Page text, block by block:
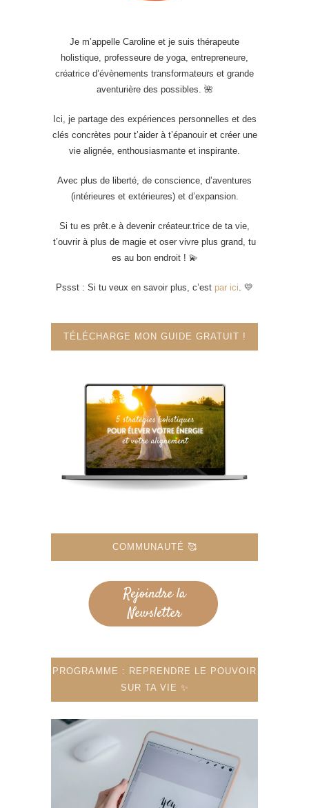
Je m’appelle Caroline et je suis thérapeute
holistique, professeure de yoga, entrepreneure,
créatrice d’évènements transformateurs et grande
aventurière des possibles. 🌺
Ici, je partage des expériences personnelles et des
clés concrètes pour t’aider à t’épanouir et créer une
vie alignée, enthousiasmante et inspirante.
Avec plus de liberté, de conscience, d’aventures
(intérieures et extérieures) et d’expansion.
Si tu es prêt.e à devenir créateur.trice de ta vie,
t’ouvrir à plus de magie et oser vivre plus grand, tu
es au bon endroit ! 💫
Pssst : Si tu veux en savoir plus, c’est par ici. 💛
TÉLÉCHARGE MON GUIDE GRATUIT !
COMMUNAUTÉ 🥰
PROGRAMME : REPRENDRE LE POUVOIR
SUR TA VIE ✨